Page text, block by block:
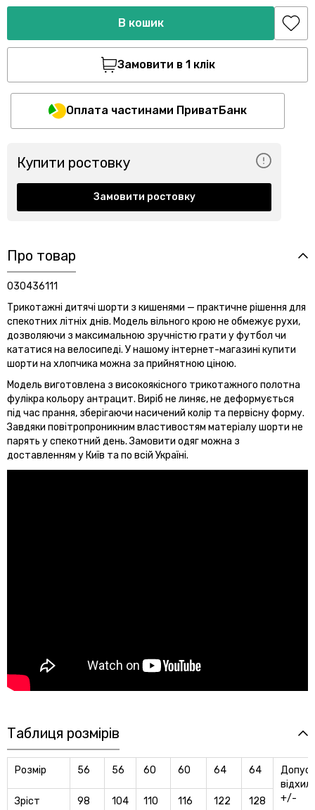
В кошик
Замовити в 1 клік
Оплата частинами ПриватБанк
Купити ростовку
Замовити ростовку
Про товар
030436111
Трикотажні дитячі шорти з кишенями — практичне рішення для
спекотних літніх днів. Модель вільного крою не обмежує рухи,
дозволяючи з максимальною зручністю грати у футбол чи
кататися на велосипеді. У нашому інтернет-магазині купити
шорти на хлопчика можна за прийнятною ціною.
Модель виготовлена з високоякісного трикотажного полотна
фулікра кольору антрацит. Виріб не линяє, не деформується
під час прання, зберігаючи насичений колір та первісну форму.
Завдяки повітропроникним властивостям матеріалу шорти не
парять у спекотний день. Замовити одяг можна з
доставленням у Київ та по всій Україні.
Таблиця розмірів
Розмір 56 56 60 60 64 64
+/-
Зріст 98 104 110 116 122 128